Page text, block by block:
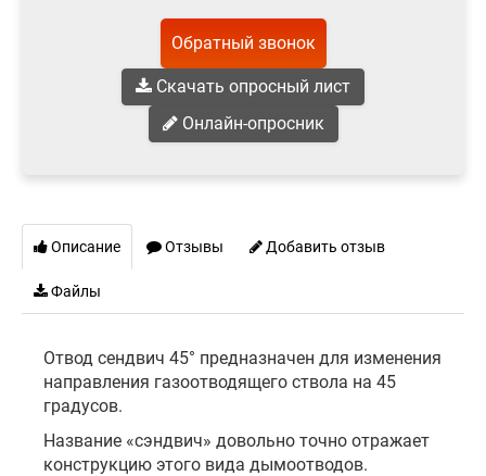
Обратный звонок
Скачать опросный лист
Онлайн-опросник
Описание Отзывы Добавить отзыв
Файлы
Отвод сендвич 45° предназначен для изменения
направления газоотводящего ствола на 45
градусов.
Название «сэндвич» довольно точно отражает
конструкцию этого вида дымоотводов.